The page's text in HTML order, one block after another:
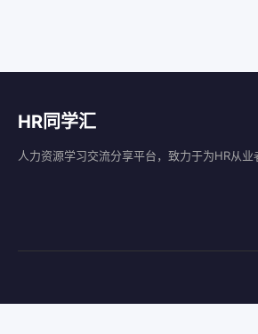
HR同学汇
人力资源学习交流分享平台，致力于为HR从业